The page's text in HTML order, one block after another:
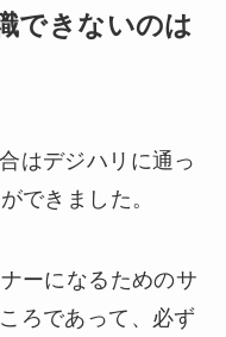
できないのは
はデジハリに通っ
できました。
ーになるためのサ
ろであって、必ず